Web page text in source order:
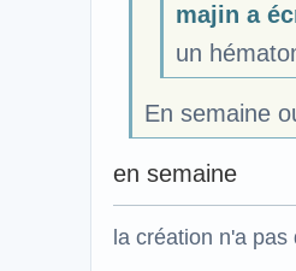
majin a
un
En semaine
en semaine
la création n'a